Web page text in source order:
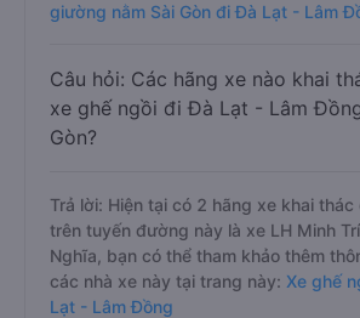
giường nằm Sài Gòn đi Đà Lạt - Lâm
Câu hỏi: Các hãng xe nào khai
xe ghế ngồi đi Đà Lạt - Lâm
Gòn?
Trả lời: Hiện tại có 2 hãng xe khai
trên tuyến đường này là xe LH Minh
Nghĩa, bạn có thể tham khảo thêm
các nhà xe này tại trang này: Xe ghế
Lạt - Lâm Đồng